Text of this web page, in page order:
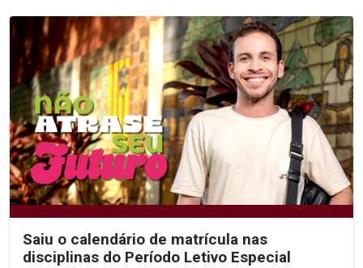
Saiu o calendário de matrícula nas
disciplinas do Período Letivo Especial